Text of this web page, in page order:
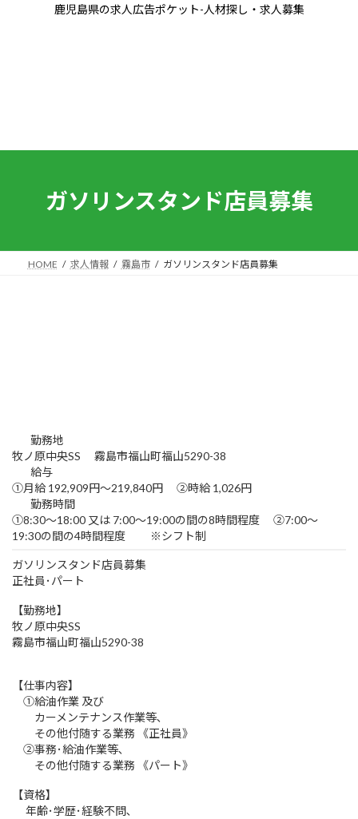
プ
動
鹿児島県の求人広告ポケット-人材探し・求人募集
ガソリンスタンド店員募集
HOME 求人情報 霧島市 ガソリンスタンド店員募集
勤務地
牧ノ原中央SS 霧島市福山町福山5290-38
給与
①月給 192,909円〜219,840円 ②時給 1,026円
勤務時間
①8:30〜18:00 又は 7:00〜19:00の間の8時間程度 ②7:00〜
19:30の間の4時間程度 ※シフト制
ガソリンスタンド店員募集
正社員･パート
【勤務地】
牧ノ原中央SS
霧島市福山町福山5290-38
【仕事内容】
①給油作業 及び
カーメンテナンス作業等､
その他付随する業務 《正社員》
②事務･給油作業等､
その他付随する業務 《パート》
【資格】
年齢･学歴･経験不問､